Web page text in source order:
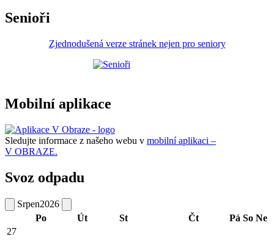
Senioři
Zjednodušená verze stránek nejen pro seniory
Mobilní aplikace
Sledujte informace z našeho webu v mobilní aplikaci –
V OBRAZE.
Svoz odpadu
Srpen2026
Po
Út St Čt Pá So Ne
27